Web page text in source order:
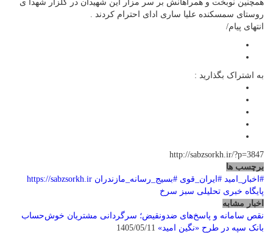
همچنین نوبخت و همراهانش بر سر مزار این شهیدان در گلزار شهدا ی
روستای سمسکنده علیا ساری ادای احترام کردند .
انتهای پیام/
به اشتراک بگذارید :
http://sabzsorkh.ir/?p=3847
برچسب ها
#اخبار_امید #ایران_قوی #بسیج_رسانه_مازندران https://sabzsorkh.ir
پایگاه خبری تحلیلی سبز سرخ
اخبار مشابه
نقص سامانه و پاسخ‌های ضدونقیض؛ سرگردانی مشتریان خوش‌حساب
بانک سپه در طرح «نگین امید»